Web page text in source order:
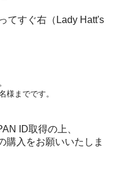
てすぐ右（Lady Hatt's
様までです。
ID取得の上、
購入をお願いいたしま